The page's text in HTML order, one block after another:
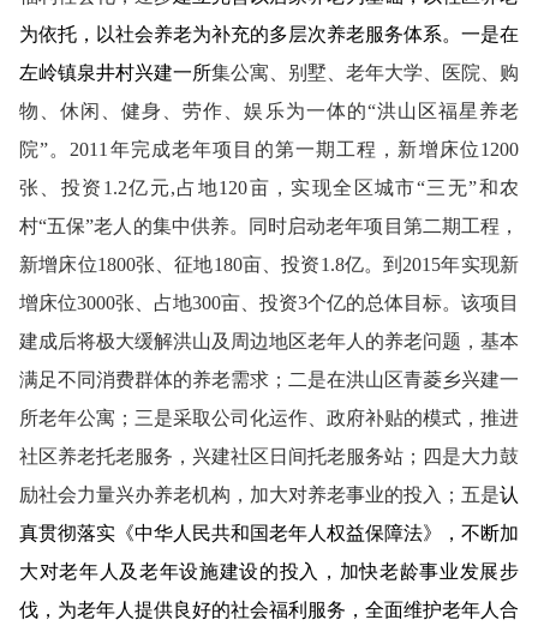
为依托 ，以社会养老为补充的多层次养老服务体系。 一是在
左岭镇泉井村兴建一所集公寓、别墅、老年大学、医院、购
物、休闲、健身、劳作、娱乐为一体的“洪山区福星养老
院”。2011年完成老年项目的第一期工程，新增床位1200
张、投资1.2亿元,占地120亩，实现全区城市“三无”和农
村“五保”老人的集中供养。同时启动老年项目第二期工程，
新增床位1800张、征地180亩、投资1.8亿。到2015年实现新
增床位3000张、占地300亩、投资3个亿的总体目标。该项目
建成后将极大缓解洪山及周边地区老年人的养老问题，基本
满足不同消费群体的养老需求；二是在洪山区青菱乡兴建一
所老年公寓；三是采取公司化运作、政府补贴的模式，推进
社区养老托老服务，兴建社区日间托老服务站；四是大力鼓
励社会力量兴办养老机构，加大对养老事业的投入；五是认
真贯彻落实《中华人民共和国老年人权益保障法》，不断加
大对老年人及老年设施建设的投入，加快老龄事业发展步
伐，为老年人提供良好的社会福利服务，全面维护老年人合